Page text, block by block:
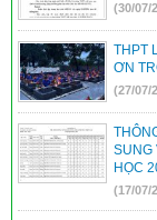
(30/07/
THPT
ƠN
(27/07/
SUNG
HỌC
(17/07/